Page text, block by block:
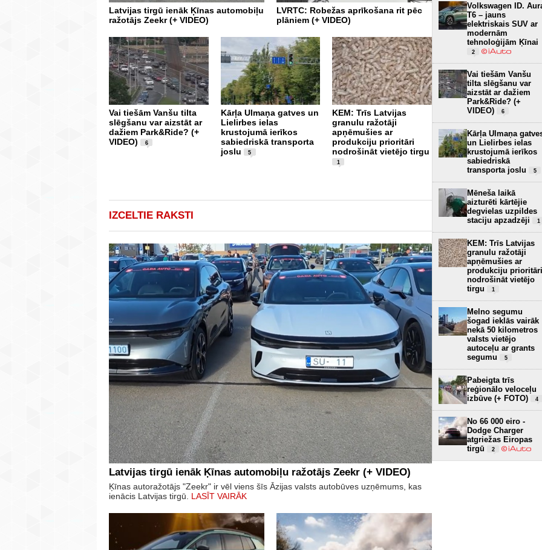
Latvijas tirgū ienāk Ķīnas automobiļu
ražotājs Zeekr (+ VIDEO)
LVRTC: Robežas aprīkošana rit pēc
plāniem (+ VIDEO)
Vai tiešām Vanšu tilta
slēgšanu var aizstāt ar
dažiem Park&Ride? (+
VIDEO)
6
Kārļa Ulmaņa gatves un
Lielirbes ielas
krustojumā ierīkos
sabiedriskā transporta
joslu
5
KEM: Trīs Latvijas
granulu ražotāji
apņēmušies ar
produkciju prioritāri
nodrošināt vietējo tirgu
1
Melno segumu šogad
nekā 50 kilometros valsts
autoceļu ar grants
“Virši” neto peļņa
pirmajā pusgadā
sasniedz 4,2 miljonus
eiro
3
IZCELTIE RAKSTI
Latvijas tirgū ienāk Ķīnas automobiļu ražotājs Zeekr (+ VIDEO)
Ķīnas autoražotājs "Zeekr" ir vēl viens šīs Āzijas valsts autobūves uzņēmums, kas
ienācis Latvijas tirgū. LASĪT VAIRĀK
Volkswagen ID.
T6 – jauns
elektriskais SUV ar
modernām
tehnoloģijām Ķīnai
2
Vai tiešām Vanšu
tilta slēgšanu var
aizstāt ar dažiem
Park&Ride? (+
VIDEO)
6
Kārļa Ulmaņa
un Lielirbes ielas
krustojumā ierīkos
sabiedriskā
transporta joslu
5
Mēneša laikā
aizturēti kārtējie
degvielas uzpildes
staciju apzadzēji
1
KEM: Trīs Latvijas
granulu ražotāji
apņēmušies ar
produkciju prioritāri
nodrošināt vietējo
tirgu
1
Melno segumu
šogad ieklās vairāk
nekā 50 kilometros
valsts vietējo
autoceļu ar grants
segumu
5
Pabeigta trīs
reģionālo veloceļu
izbūve (+ FOTO)
4
No 66 000 eiro -
Dodge Charger
atgriežas Eiropas
tirgū
2